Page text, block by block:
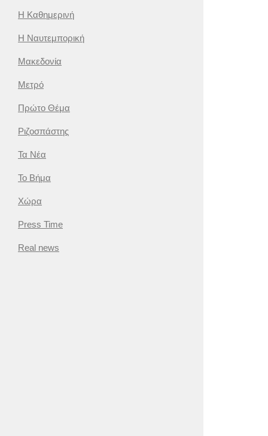
Η Καθημερινή
Η Ναυτεμπορική
Μακεδονία
Μετρό
Πρώτο Θέμα
Ριζοσπάστης
Τα Νέα
Το Βήμα
Χώρα
Press Time
Real news